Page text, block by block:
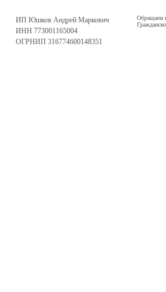
ИП Юшков Андрей Маркович
ИНН 773001165004
ОГРНИП 316774600148351
Обращаем